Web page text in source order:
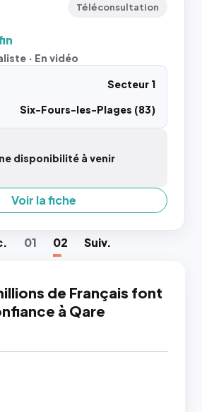
Téléconsultation
· En vidéo
Secteur 1
Six-Fours-les-Plages (83)
disponibilité à venir
Voir la fiche
. 01 02 Suiv.
de Français font
à Qare